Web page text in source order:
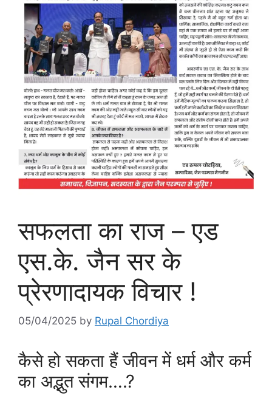
सफलता का राज – एड
एस.के. जैन सर के
प्रेरणादायक विचार !
05/04/2025 by Rupal Chordiya
कैसे हो सकता हैं जीवन में धर्म और कर्म
का अद्भुत संगम….?